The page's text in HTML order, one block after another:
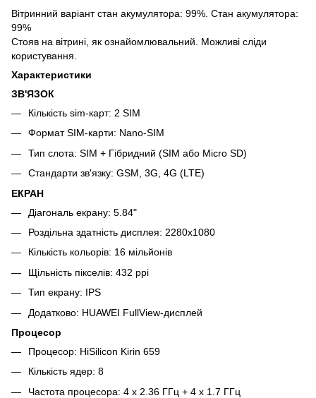
Вітринний варіант стан акумулятора: 99%. Стан акумулятора:
99%
Стояв на вітрині, як ознайомлювальний. Можливі сліди
користування.
Характеристики
ЗВ'ЯЗОК
Кількість sim-карт: 2 SIM
Формат SIM-карти: Nano-SIM
Тип слота: SIM + Гібридний (SIM або Micro SD)
Стандарти зв'язку: GSM, 3G, 4G (LTE)
ЕКРАН
Діагональ екрану: 5.84"
Роздільна здатність дисплея: 2280x1080
Кількість кольорів: 16 мільйонів
Щільність пікселів: 432 ppi
Тип екрану: IPS
Додатково: HUAWEI FullView-дисплей
Процесор
Процесор: HiSilicon Kirin 659
Кількість ядер: 8
Частота процесора: 4 x 2.36 ГГц + 4 x 1.7 ГГц